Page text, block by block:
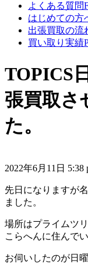
よくある質問
はじめての方
出張買取の流
買い取り実績
TOPICS
張買取さ
た。
2022年6月11日 5:38
先日になりますが
ました。
場所はプライムツ
こらへんに住んで
お伺いしたのが日